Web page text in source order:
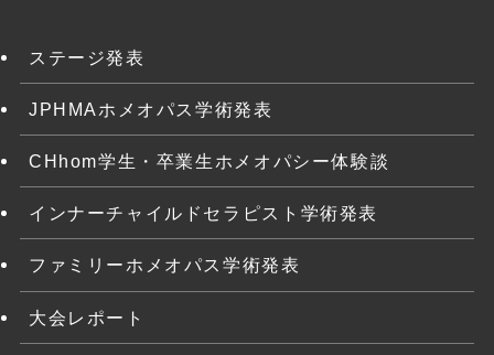
ステージ発表
JPHMAホメオパス学術発表
CHhom学生・卒業生ホメオパシー体験談
インナーチャイルドセラピスト学術発表
ファミリーホメオパス学術発表
大会レポート